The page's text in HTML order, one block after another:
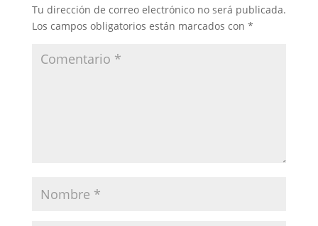
Tu dirección de correo electrónico no será publicada.
Los campos obligatorios están marcados con *